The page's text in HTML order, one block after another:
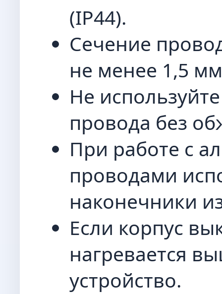
(IP44).
Сечение
не менее 1,5
Не
провода без
При работе с
проводами
наконечники
Если корпус
нагревается
устройство.